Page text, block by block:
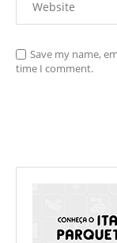
Save my name,
time I comment.